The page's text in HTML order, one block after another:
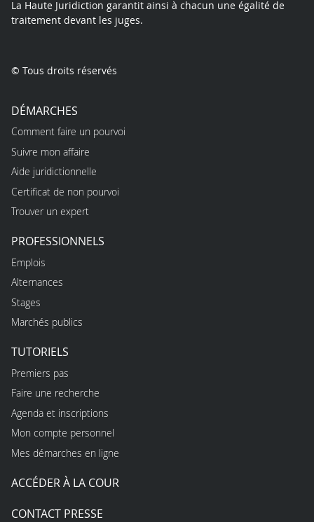
La Haute Juridiction garantit ainsi à chacun une égalité de
traitement devant les juges.
© Tous droits réservés
DÉMARCHES
Comment faire un pourvoi
Suivre mon affaire
Aide juridictionnelle
Certificat de non pourvoi
Trouver un expert
PROFESSIONNELS
Emplois
Alternances
Stages
Marchés publics
TUTORIELS
Premiers pas
Faire une recherche
Agenda et inscriptions
Mon compte personnel
Mes démarches en ligne
ACCÉDER À LA COUR
CONTACT PRESSE